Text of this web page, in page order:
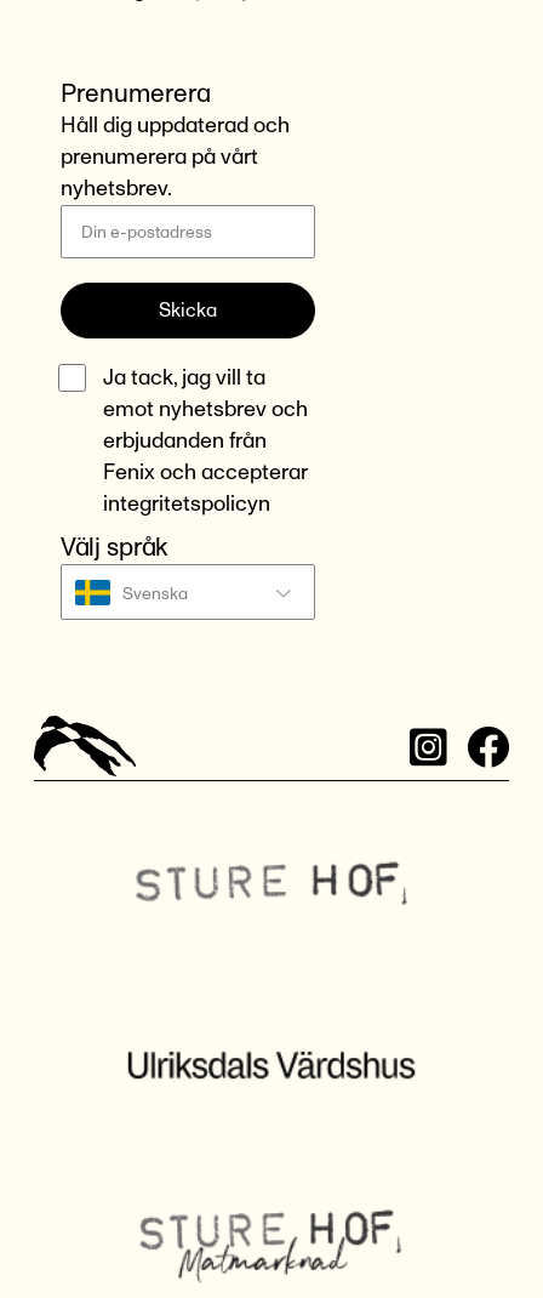
Prenumerera
Håll dig uppdaterad och
prenumerera på vårt
nyhetsbrev.
Skicka
Ja tack, jag vill ta
emot nyhetsbrev och
erbjudanden från
Fenix och accepterar
integritetspolicyn
Välj språk
Svenska